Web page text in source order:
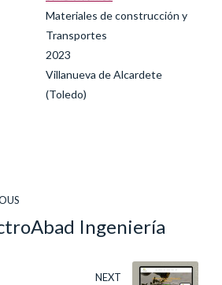
Materiales de construcción y
Transportes
2023
Villanueva de Alcardete
(Toledo)
Ingeniería
NEXT